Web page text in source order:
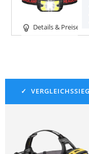
Details & Preise